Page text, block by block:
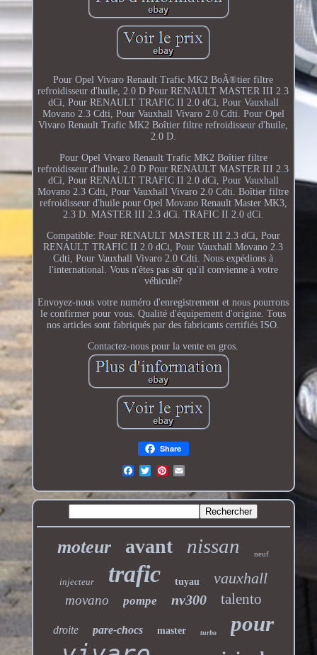
Pour Opel Vivaro Renault Trafic MK2 BoÃ®tier filtre
refroidisseur d'huile, 2.0 D Pour RENAULT MASTER III 2.3
dCi, Pour RENAULT TRAFIC II 2.0 dCi, Pour Vauxhall
Movano 2.3 Cdti, Pour Vauxhall Vivaro 2.0 Cdti. Pour Opel
Vivaro Renault Trafic MK2 Boîtier filtre refroidisseur d'huile,
2.0 D.
Pour Opel Vivaro Renault Trafic MK2 Boîtier filtre
refroidisseur d'huile, 2.0 D Pour RENAULT MASTER III 2.3
dCi, Pour RENAULT TRAFIC II 2.0 dCi, Pour Vauxhall
Movano 2.3 Cdti, Pour Vauxhall Vivaro 2.0 Cdti. Boîtier filtre
refroidisseur d'huile pour Opel Movano Renault Master MK3,
2.3 D. MASTER III 2.3 dCi. TRAFIC II 2.0 dCi.
Compatible: Pour RENAULT MASTER III 2.3 dCi, Pour
RENAULT TRAFIC II 2.0 dCi, Pour Vauxhall Movano 2.3
Cdti, Pour Vauxhall Vivaro 2.0 Cdti. Nous expédions à
l'international. Vous n'êtes pas sûr qu'il convienne à votre
véhicule?
Envoyez-nous votre numéro d'enregistrement et nous pourrons
le confirmer pour vous. Qualité d'équipement d'origine. Tous
nos articles sont fabriqués par des fabricants certifiés ISO.
Contactez-nous pour la vente en gros.
Share
moteur avant nissan neuf
injecteur trafic tuyau vauxhall
movano pompe nv300 talento
droite pare-chocs master turbo pour